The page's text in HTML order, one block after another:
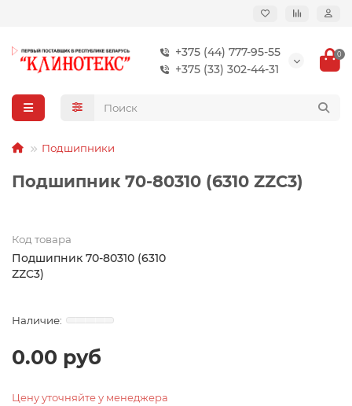
+375 (44) 777-95-55
+375 (33) 302-44-31
0
Подшипники
Подшипник 70-80310 (6310 ZZC3)
Код товара
Подшипник 70-80310 (6310
ZZC3)
0.00 руб
Цену уточняйте у менеджера